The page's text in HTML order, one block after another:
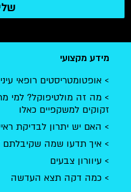
מידע מקצועי
אופטומטריסטים רופאי
מה זה מולטיפוקל? למי
זקוקים למשקפיים כאלו
האם יש יתרון לבדיקת
איך תדעו שמה
עיוורון צבעים
כמה דקה תצא העדשה